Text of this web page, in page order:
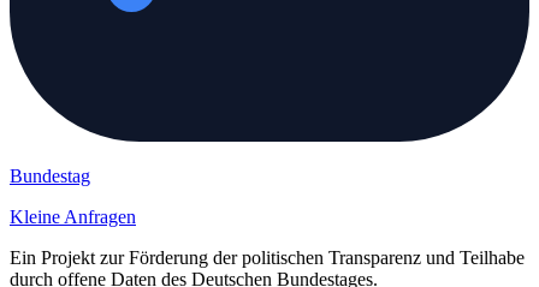
Bundestag
Kleine Anfragen
Ein Projekt zur Förderung der politischen Transparenz und Teilhabe
durch offene Daten des Deutschen Bundestages.